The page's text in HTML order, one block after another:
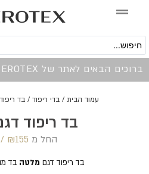
ברוכים הבאים לאתר של EROTEX!
עמוד הבית / בדי ריפוד / בד ריפוד
בד ריפוד
החל מ ₪155 /‏‏‎ ‎- מטר
בד ריפוד דגם מלטהבד